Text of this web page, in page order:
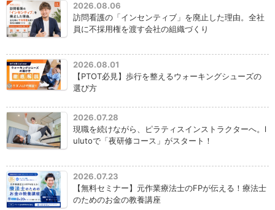
2026.08.06
訪問看護の「インセンティブ」を廃止した理由。全社
員に不採用権を渡す会社の組織づくり
2026.08.01
【PTOT必見】歩行を整えるウォーキングシューズの
選び方
2026.07.28
現職を続けながら、ピラティスインストラクターへ。l
ulutoで「夜研修コース」がスタート！
2026.07.23
【無料セミナー】元作業療法士のFPが伝える！療法士
のためのお金の教養講座